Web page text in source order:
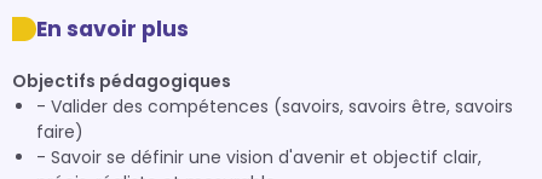
En savoir plus
Objectifs pédagogiques
- Valider des compétences (savoirs, savoirs être, savoirs
faire)
- Savoir se définir une vision d'avenir et objectif clair,